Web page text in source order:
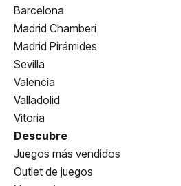
Barcelona
Madrid Chamberí
Madrid Pirámides
Sevilla
Valencia
Valladolid
Vitoria
Descubre
Juegos más vendidos
Outlet de juegos